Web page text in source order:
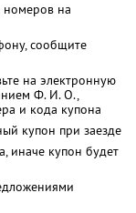
номеров на
сообщите
на электронную
Ф. И. О.,
и кода купона
купон при заезде
иначе купон будет